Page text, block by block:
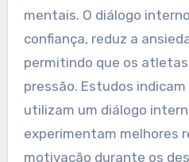
Qual é o
interno na
durante a
O diálogo interno
resiliência na
mentais. O diálogo